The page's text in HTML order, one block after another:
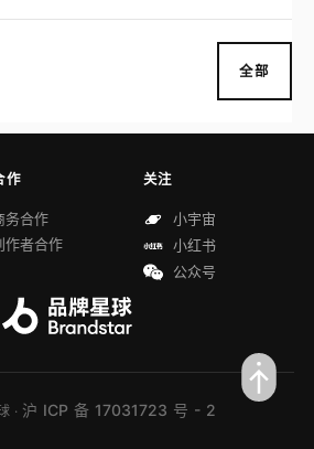
全部
作
务合作
作者合作
关注
小宇宙
小红书
公众号
· 沪 ICP 备 17031723 号 - 2